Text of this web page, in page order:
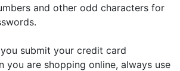
and other odd characters for
submit your credit card
you are shopping online, always use